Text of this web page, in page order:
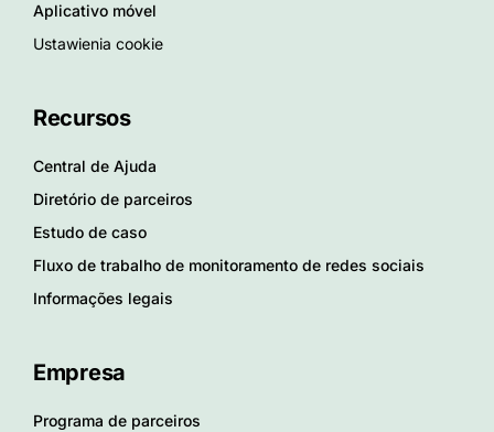
Aplicativo móvel
Ustawienia cookie
Recursos
Central de Ajuda
Diretório de parceiros
Estudo de caso
Fluxo de trabalho de monitoramento de redes sociais
Informações legais
Empresa
Programa de parceiros